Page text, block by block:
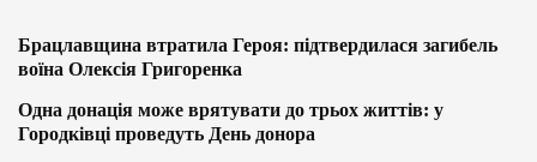
Брацлавщина втратила Героя: підтвердилася загибель
воїна Олексія Григоренка
Одна донація може врятувати до трьох життів: у
Городківці проведуть День донора